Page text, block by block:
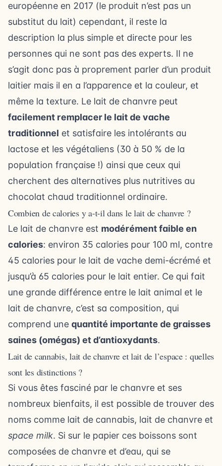
européenne en 2017 (le produit n’est pas un
substitut du lait) cependant, il reste la
description la plus simple et directe pour les
personnes qui ne sont pas des experts. Il ne
s’agit donc pas à proprement parler d’un produit
laitier mais il en a l’apparence et la couleur, et
même la texture. Le lait de chanvre peut
facilement remplacer le lait de vache
traditionnel et satisfaire les intolérants au
lactose et les végétaliens (30 à 50 % de la
population française !) ainsi que ceux qui
cherchent des alternatives plus nutritives au
chocolat chaud traditionnel ordinaire.
Combien de calories y a-t-il dans le lait de chanvre ?
Le lait de chanvre est modérément faible en
calories: environ 35 calories pour 100 ml, contre
45 calories pour le lait de vache demi-écrémé et
jusqu’à 65 calories pour le lait entier. Ce qui fait
une grande différence entre le lait animal et le
lait de chanvre, c’est sa composition, qui
comprend une quantité importante de graisses
saines (omégas) et d’antioxydants.
Lait de cannabis, lait de chanvre et lait de l’espace : quelles
sont les distinctions ?
Si vous êtes fasciné par le chanvre et ses
nombreux bienfaits, il est possible de trouver des
noms comme lait de cannabis, lait de chanvre et
space milk. Si sur le papier ces boissons sont
composées de chanvre et d’eau, qui se